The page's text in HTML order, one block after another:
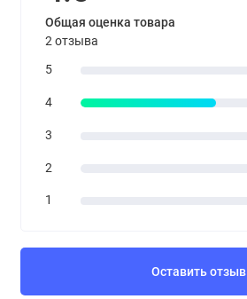
Общая оценка товара
2 отзыва
5
4
3
2
1
Оставить отзыв